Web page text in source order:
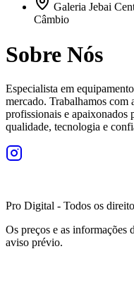
Galeria Jebai
Câmbio
Sobre Nós
Especialista em
mercado. Trabalhamos com
profissionais e apaixonados
qualidade, tecnologia e
Pro Digital - Todos os
Os preços e as informações
aviso prévio.